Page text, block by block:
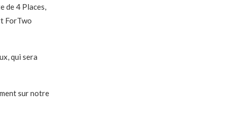
de 4 Places,
ForTwo
qui sera
sur notre